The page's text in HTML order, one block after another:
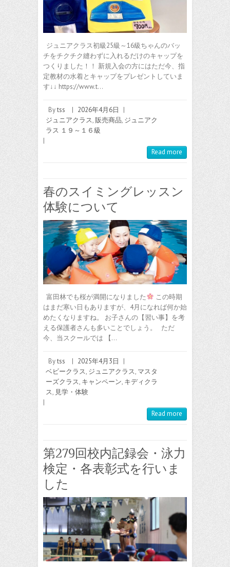
ジュニアクラス初級25級～16級ちゃんのバッ
チをチクチク縫わずに入れるだけのキャップを
つくりました！！ 新規入会の方にはただ今、指
定教材の水着とキャップをプレゼントしていま
す↓↓ https://www.t…
Bytss | 2026年4月6日
|
ジュニアクラス,販売商品, ジュニアク
ラス １９～１６級
|
Read more
春のスイミングレッスン
体験について
富田林でも桜が満開になりました
この時期
はまだ寒い日もありますが、4月になれば何か始
めたくなりますね。 お子さんの【習い事】を考
える保護者さんも多いことでしょう。 ただ
今、当スクールでは 【…
Bytss | 2025年4月3日
|
ベビークラス, ジュニアクラス, マスタ
ーズクラス, キャンペーン, キディクラ
ス, 見学・体験
|
Read more
第279回校内記録会・泳力
検定・各表彰式を行いま
した